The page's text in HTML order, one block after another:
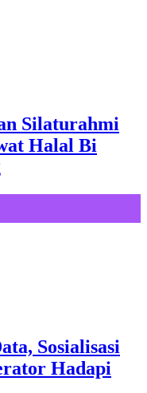
Silaturahmi
Halal Bi
Sosialisasi
Hadapi